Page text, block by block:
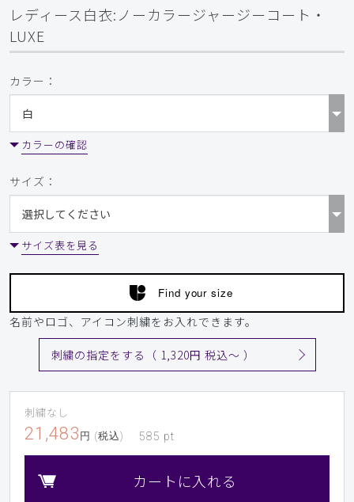
レディース白衣:ノーカラージャージーコート・
LUXE
カラー：
カラーの確認
サイズ：
サイズ表を見る
Find your size
名前やロゴ、アイコン刺繍をお入れできます。
刺繍の指定をする（ 1,320円 税込〜 ）
刺繍なし
21,483 円 (税込) 585 pt
カートに入れる